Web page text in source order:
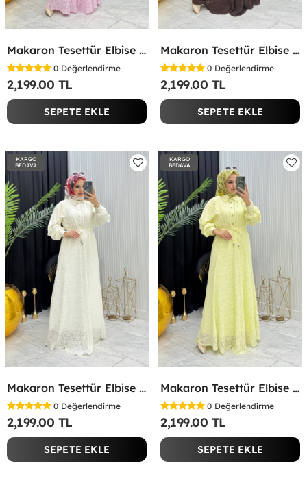
Makaron Tesettür Elbise Pembe Pembe
0 Değerlendirme
2,199.00 TL
SEPETE EKLE
Makaron Tesettür Elbise Kahverengi Kahverengi
0 Değerlendirme
2,199.00 TL
SEPETE EKLE
KARGO
BEDAVA
Makaron Tesettür Elbise Beyaz Beyaz
0 Değerlendirme
2,199.00 TL
SEPETE EKLE
KARGO
BEDAVA
Makaron Tesettür Elbise Sarı Sarı
0 Değerlendirme
2,199.00 TL
SEPETE EKLE